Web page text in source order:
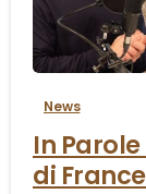
News
In
di